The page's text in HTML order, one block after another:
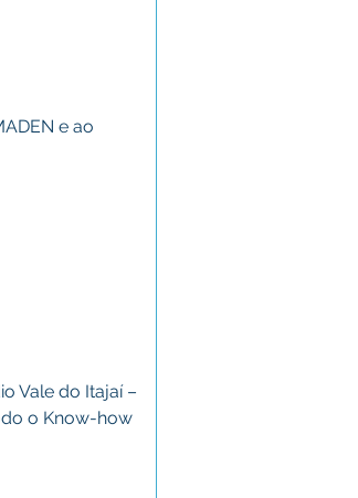
e ao
Vale do Itajaí –
o Know-how